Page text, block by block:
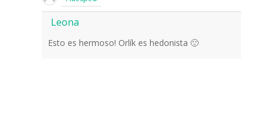
Leona
Esto es hermoso! Orlík es hedonista 🙂